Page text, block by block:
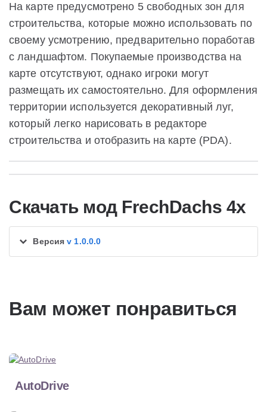
На карте предусмотрено 5 свободных зон для
строительства, которые можно использовать по
своему усмотрению, предварительно поработав
с ландшафтом. Покупаемые производства на
карте отсутствуют, однако игроки могут
размещать их самостоятельно. Для оформления
территории используется декоративный луг,
который легко нарисовать в редакторе
строительства и отобразить на карте (PDA).
Скачать мод FrechDachs 4x
Версияv 1.0.0.0
Вам может понравиться
AutoDrive